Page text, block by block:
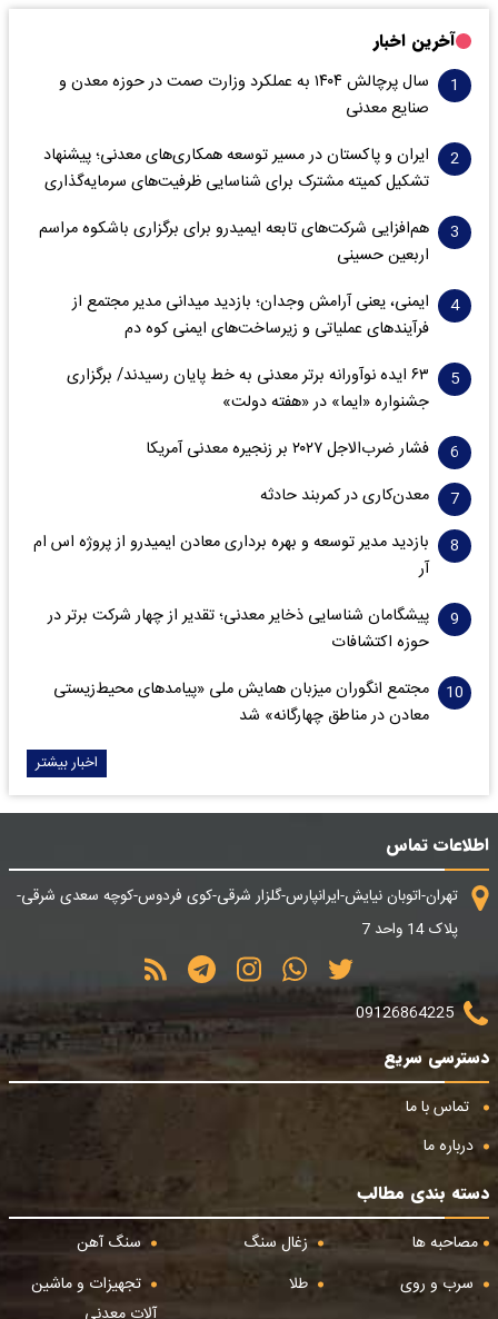
آخرین اخبار
سال پرچالش ۱۴۰۴ به عملکرد وزارت صمت در حوزه معدن و
صنایع معدنی
ایران و پاکستان در مسیر توسعه همکاری‌های معدنی؛ پیشنهاد
تشکیل کمیته مشترک برای شناسایی ظرفیت‌های سرمایه‌گذاری
هم‌افزایی شرکت‌های تابعه ایمیدرو برای برگزاری باشکوه مراسم
اربعین حسینی
ایمنی، یعنی آرامش وجدان؛ بازدید میدانی مدیر مجتمع از
فرآیندهای عملیاتی و زیرساخت‌های ایمنی کوه دم
۶۳ ایده نوآورانه برتر معدنی به خط پایان رسیدند/ برگزاری
جشنواره «ایما» در «هفته دولت»
فشار ضرب‌الاجل ۲۰۲۷ بر زنجیره معدنی آمریکا
معدن‌کاری در کمربند حادثه
بازدید مدیر توسعه و بهره برداری معادن ایمیدرو از پروژه اس ام
آر
پیشگامان شناسایی ذخایر معدنی؛ تقدیر از چهار شرکت برتر در
حوزه اکتشافات‌
مجتمع انگوران میزبان همایش ملی «پیامدهای محیط‌زیستی
معادن در مناطق چهارگانه» شد
اخبار بیشتر
اطلاعات تماس
تهران-اتوبان نیایش-ایرانپارس-گلزار شرقی-کوی فردوس-کوچه سعدی شرقی-
پلاک 14 واحد 7
09126864225
دسترسی سریع
تماس با ما
درباره ما
دسته بندی مطالب
مصاحبه ها
زغال سنگ
سنگ آهن
سرب و روی
طلا
تجهیزات و ماشین